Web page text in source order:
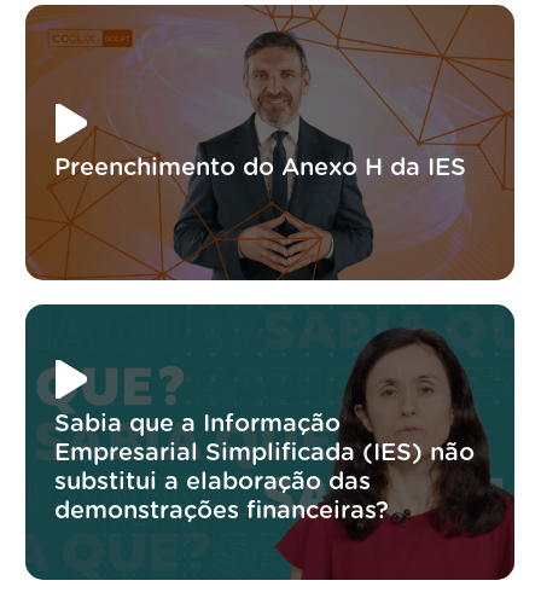
Preenchimento do Anexo H da IES
Sabia que a Informação
Empresarial Simplificada (IES) não
substitui a elaboração das
demonstrações financeiras?